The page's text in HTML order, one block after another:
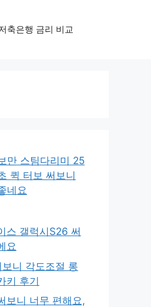
축은행 금리 비교
만 스팀다리미 25
퀵 터보 써보니
네요
스 갤럭시S26 써
요
니 각도조절 롱
키 후기
보니 너무 편해요,